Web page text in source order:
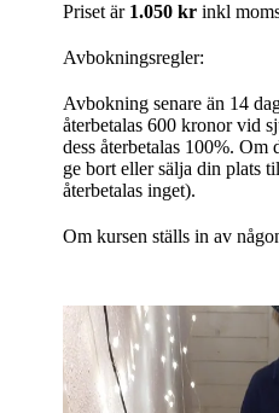
Priset är 1.050 krinkl
Avbokningsregler:
Avbokning senare än 14
återbetalas 600 kronor vid
dess återbetalas 100%.
ge bort eller sälja din plats
återbetalas inget).
Om kursen ställs in av